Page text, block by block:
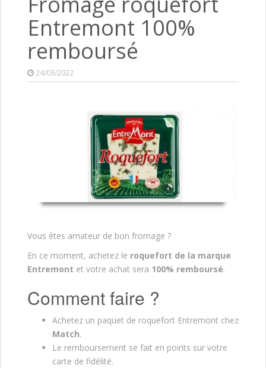
Entremont 100%
remboursé
24/03/2022
Vous êtes amateur de bon fromage ?
En ce moment, achetez le roquefort de la marque
Entremont et votre achat sera 100% remboursé.
Comment faire ?
Achetez un paquet de roquefort Entremont chez
Match.
Le remboursement se fait en points sur votre
carte de fidélité.